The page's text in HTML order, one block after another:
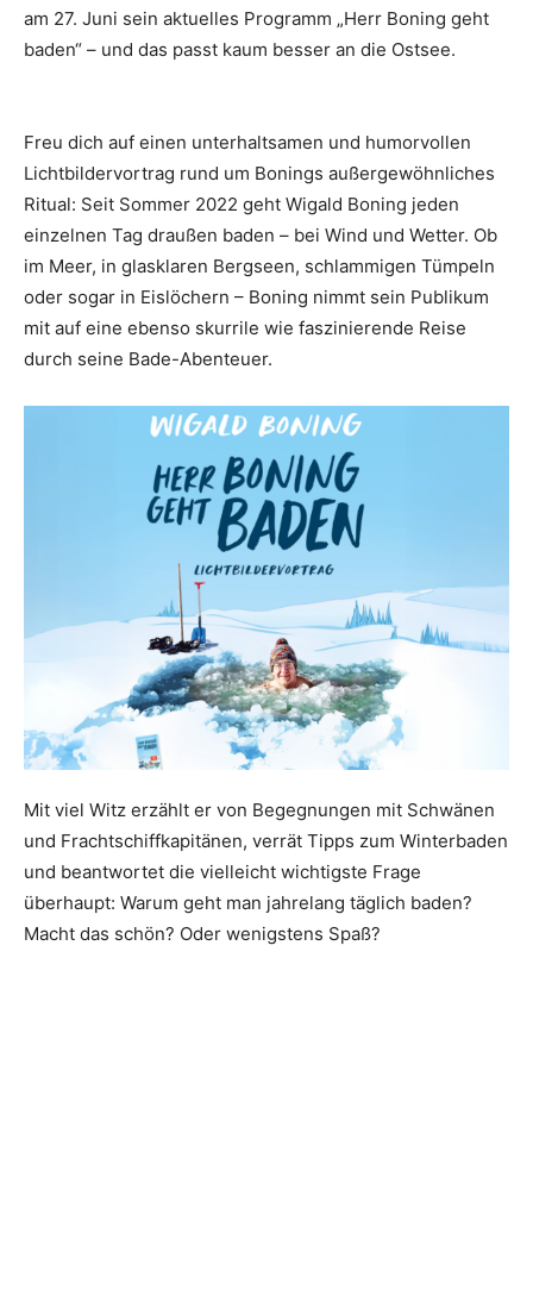
am 27. Juni sein aktuelles Programm „Herr Boning geht
baden“ – und das passt kaum besser an die Ostsee.
Freu dich auf einen unterhaltsamen und humorvollen
Lichtbildervortrag rund um Bonings außergewöhnliches
Ritual: Seit Sommer 2022 geht Wigald Boning jeden
einzelnen Tag draußen baden – bei Wind und Wetter. Ob
im Meer, in glasklaren Bergseen, schlammigen Tümpeln
oder sogar in Eislöchern – Boning nimmt sein Publikum
mit auf eine ebenso skurrile wie faszinierende Reise
durch seine Bade-Abenteuer.
Mit viel Witz erzählt er von Begegnungen mit Schwänen
und Frachtschiffkapitänen, verrät Tipps zum Winterbaden
und beantwortet die vielleicht wichtigste Frage
überhaupt: Warum geht man jahrelang täglich baden?
Macht das schön? Oder wenigstens Spaß?